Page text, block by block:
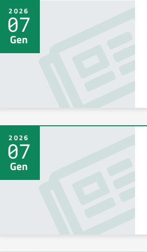
2026
07
Gen
2026
07
Gen